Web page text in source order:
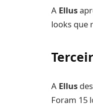
A Ellus
looks que
A Ellus
Foram 15